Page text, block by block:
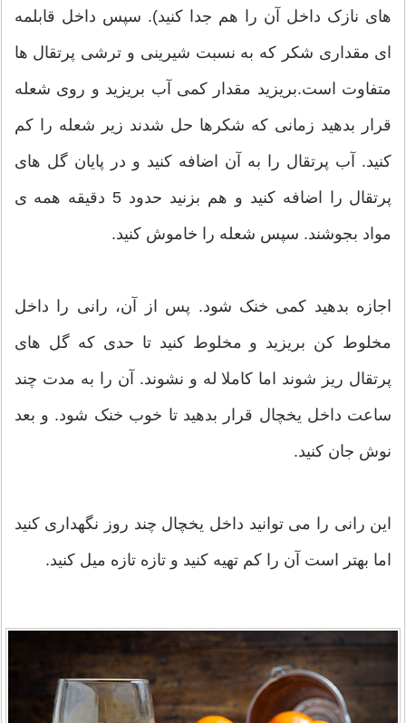
های نازک داخل آن را هم جدا کنید). سپس داخل قابلمه
ای مقداری شکر که به نسبت شیرینی و ترشی پرتقال ها
متفاوت است.بریزید مقدار کمی آب بریزید و روی شعله
قرار بدهید زمانی که شکرها حل شدند زیر شعله را کم
کنید. آب پرتقال را به آن اضافه کنید و در پایان گل های
پرتقال را اضافه کنید و هم بزنید حدود 5 دقیقه همه ی
مواد بجوشند. سپس شعله را خاموش کنید.
اجازه بدهید کمی خنک شود. پس از آن، رانی را داخل
مخلوط کن بریزید و مخلوط کنید تا حدی که گل های
پرتقال ریز شوند اما کاملا له و نشوند. آن را به مدت چند
ساعت داخل یخچال قرار بدهید تا خوب خنک شود. و بعد
نوش جان کنید.
این رانی را می توانید داخل یخچال چند روز نگهداری کنید
اما بهتر است آن را کم تهیه کنید و تازه تازه میل کنید.